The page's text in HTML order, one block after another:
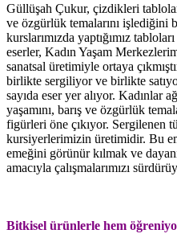
Güllüşah Çukur, çizdikleri
ve özgürlük temalarını işlediğini
kurslarımızda yaptığımız
eserler, Kadın Yaşam
sanatsal üretimiyle ortaya
birlikte sergiliyor ve birlikte
sayıda eser yer alıyor. Kadınlar
yaşamını, barış ve özgürlük
figürleri öne çıkıyor. Sergilenen
kursiyerlerimizin üretimidir. Bu
emeğini görünür kılmak ve
amacıyla çalışmalarımızı
Bitkisel ürünlerle hem